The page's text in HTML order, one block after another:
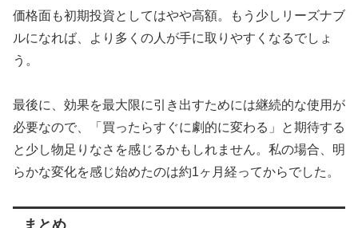
価格面も初期投資としてはやや高額。もう少しリーズナブ
ルになれば、より多くの人が手に取りやすくなるでしょ
う。
最後に、効果を最大限に引き出すためには継続的な使用が
必要なので、「買ったらすぐに劇的に変わる」と期待する
と少し物足りなさを感じるかもしれません。私の場合、明
らかな変化を感じ始めたのは約1ヶ月経ってからでした。